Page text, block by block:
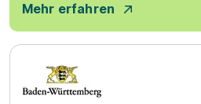
Mehr erfahren